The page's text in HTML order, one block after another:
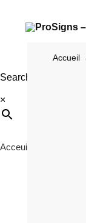
Search
×
Acceuil
Accueil